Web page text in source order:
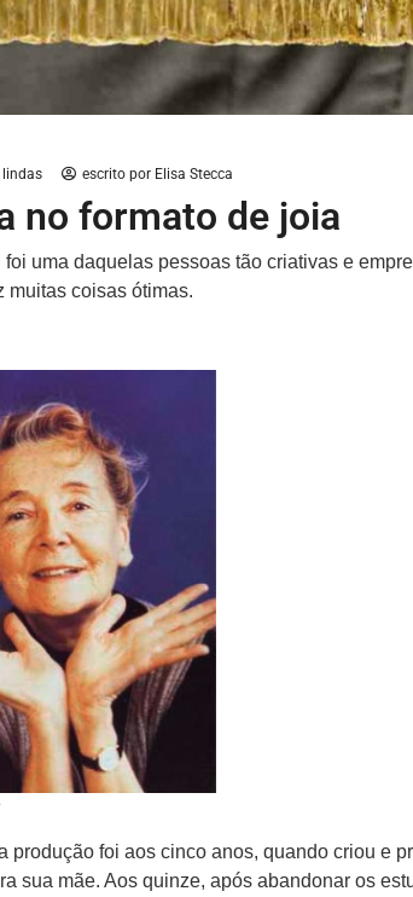
lindas escrito por Elisa Stecca
no formato de joia
foi uma daquelas pessoas tão criativas e
muitas coisas ótimas.
produção foi aos cinco anos, quando criou e
sua mãe. Aos quinze, após abandonar os